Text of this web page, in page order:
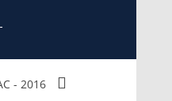
- 2016